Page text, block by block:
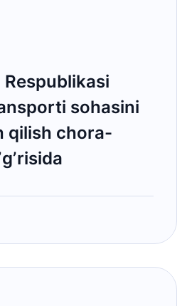
Respublikasi
sohasini
qilish chora-